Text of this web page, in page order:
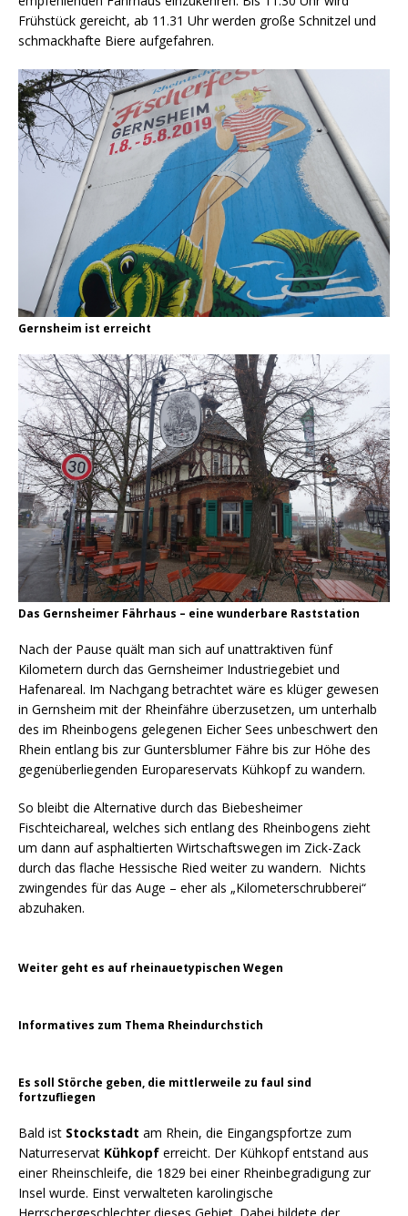
Frühstück gereicht, ab 11.31 Uhr werden große Schnitzel und
schmackhafte Biere aufgefahren.
Gernsheim ist erreicht
Das Gernsheimer Fährhaus – eine wunderbare Raststation
Nach der Pause quält man sich auf unattraktiven fünf
Kilometern durch das Gernsheimer Industriegebiet und
Hafenareal. Im Nachgang betrachtet wäre es klüger gewesen
in Gernsheim mit der Rheinfähre überzusetzen, um unterhalb
des im Rheinbogens gelegenen Eicher Sees unbeschwert den
Rhein entlang bis zur Guntersblumer Fähre bis zur Höhe des
gegenüberliegenden Europareservats Kühkopf zu wandern.
So bleibt die Alternative durch das Biebesheimer
Fischteichareal, welches sich entlang des Rheinbogens zieht
um dann auf asphaltierten Wirtschaftswegen im Zick-Zack
durch das flache Hessische Ried weiter zu wandern. Nichts
zwingendes für das Auge – eher als „Kilometerschrubberei“
abzuhaken.
Weiter geht es auf rheinauetypischen Wegen
Informatives zum Thema Rheindurchstich
Es soll Störche geben, die mittlerweile zu faul sind
fortzufliegen
Bald ist Stockstadt am Rhein, die Eingangspfortze zum
Naturreservat Kühkopf erreicht. Der Kühkopf entstand aus
einer Rheinschleife, die 1829 bei einer Rheinbegradigung zur
Insel wurde. Einst verwalteten karolingische